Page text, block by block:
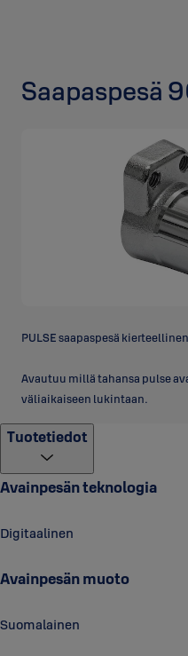
Saapaspesä
PULSE saapaspesä
Avautuu millä tahansa pulse
väliaikaiseen lukintaan.
Tuotetiedot
Avainpesän teknologia
Digitaalinen
Avainpesän muoto
Suomalainen